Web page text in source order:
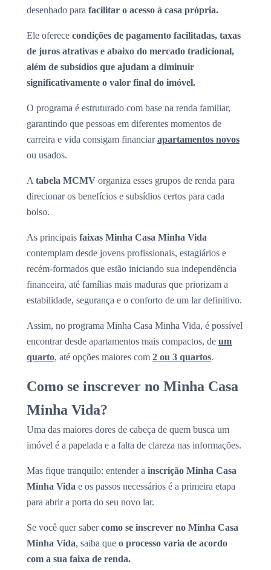
desenhado para facilitar o acesso à casa própria.
Ele oferece condições de pagamento facilitadas, taxas
de juros atrativas e abaixo do mercado tradicional,
além de subsídios que ajudam a diminuir
significativamente o valor final do imóvel.
O programa é estruturado com base na renda familiar,
garantindo que pessoas em diferentes momentos de
carreira e vida consigam financiarapartamentos novos
ou usados.
A tabela MCMV organiza esses grupos de renda para
direcionar os benefícios e subsídios certos para cada
bolso.
As principais faixas Minha Casa Minha Vida
contemplam desde jovens profissionais, estagiários e
recém-formados que estão iniciando sua independência
financeira, até famílias mais maduras que priorizam a
estabilidade, segurança e o conforto de um lar definitivo.
Assim, no programa Minha Casa Minha Vida, é possível
encontrar desde apartamentos mais compactos, de um
quarto, até opções maiores com 2 ou 3 quartos.
Como se inscrever no Minha Casa
Minha Vida?
Uma das maiores dores de cabeça de quem busca um
imóvel é a papelada e a falta de clareza nas informações.
Mas fique tranquilo: entender a inscrição Minha Casa
Minha Vida e os passos necessários é a primeira etapa
para abrir a porta do seu novo lar.
Se você quer sabercomo se inscrever no Minha Casa
Minha Vida, saiba que o processo varia de acordo
com a sua faixa de renda.